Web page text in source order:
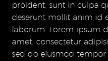
proident, sunt in culpa
deserunt mollit anim id
laborum. Lorem ipsum
amet, consectetur
sed do eiusmod